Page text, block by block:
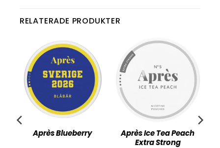
RELATERADE PRODUKTER
Après Blueberry
Après Ice Tea Peach
Extra Strong